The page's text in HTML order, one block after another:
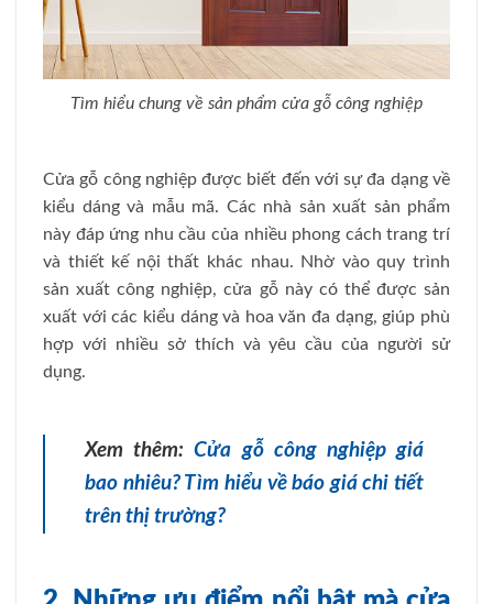
Tìm hiểu chung về sản phẩm cửa gỗ công nghiệp
Cửa gỗ công nghiệp được biết đến với sự đa dạng về
kiểu dáng và mẫu mã. Các nhà sản xuất sản phẩm
này đáp ứng nhu cầu của nhiều phong cách trang trí
và thiết kế nội thất khác nhau. Nhờ vào quy trình
sản xuất công nghiệp, cửa gỗ này có thể được sản
xuất với các kiểu dáng và hoa văn đa dạng, giúp phù
hợp với nhiều sở thích và yêu cầu của người sử
dụng.
Xem thêm:Cửa gỗ công nghiệp giá
bao nhiêu? Tìm hiểu về báo giá chi tiết
trên thị trường?